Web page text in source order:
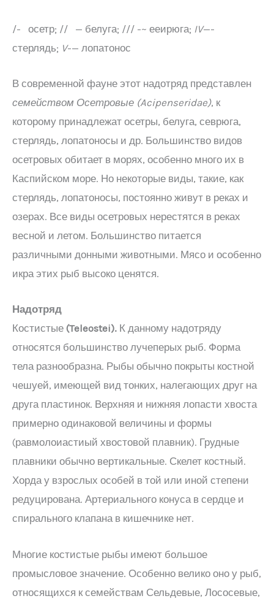
/- осетр; // — белуга; /// -~ ееирюга; IV—-
стерлядь; V-— лопатонос
В современной фауне этот надотряд представлен
семейством Осетровые (Acipenseridae), к
которому принадлежат осетры, белуга, севрюга,
стерлядь, лопатоносы и др. Большинство видов
осетровых обитает в морях, особенно много их в
Каспийском море. Но некоторые виды, такие, как
стерлядь, лопатоносы, постоянно живут в реках и
озерах. Все виды осетровых нерестятся в реках
весной и летом. Большинство питается
различными донными животными. Мясо и особенно
икра этих рыб высоко ценятся.
Надотряд
Костистые (Teleostei). К данному надотряду
относятся большинство лучеперых рыб. Форма
тела разнообразна. Рыбы обычно покрыты костной
чешуей, имеющей вид тонких, налегающих друг на
друга пластинок. Верхняя и нижняя лопасти хвоста
примерно одинаковой величины и формы
(равмолоиастиый хвостовой плавник). Грудные
плавники обычно вертикальные. Скелет костный.
Хорда у взрослых особей в той или иной степени
редуцирована. Артериального конуса в сердце и
спирального клапана в кишечнике нет.
Многие костистые рыбы имеют большое
промысловое значение. Особенно велико оно у рыб,
относящихся к семействам Сельдевые, Лососевые,